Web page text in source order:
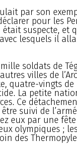
par son
pour les
suspecte, et
lesquels il
soldats de
villes de
quatre-vingts de
La petite
Ce
suivi de
eux par une
olympiques ;
des